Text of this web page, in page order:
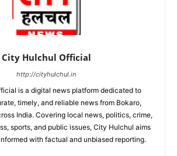
City Hulchul Official
http://cityhulchul.in
is a digital news platform dedicated to
timely, and reliable news from Bokaro,
India. Covering local news, politics, crime,
sports, and public issues, City Hulchul aims
with factual and unbiased reporting.